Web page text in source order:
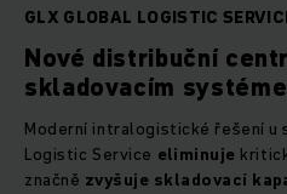
GLX GLOBAL LOGISTIC
Nové distribuční
skladovacím
Moderní intralogistické řešení u
Logistic Service eliminuje
značně zvyšuje skladovací